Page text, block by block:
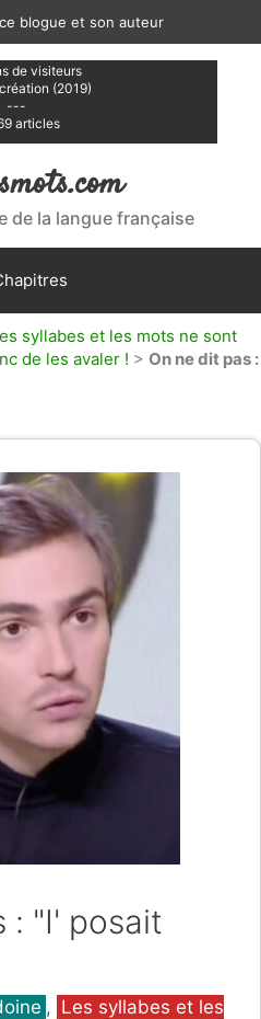
blogue et son auteur
de visiteurs
(2019)
---
articles
de la langue française
syllabes et les mots ne sont
de les avaler ! > On ne dit pas :
: "I' posait
, Les syllabes et les